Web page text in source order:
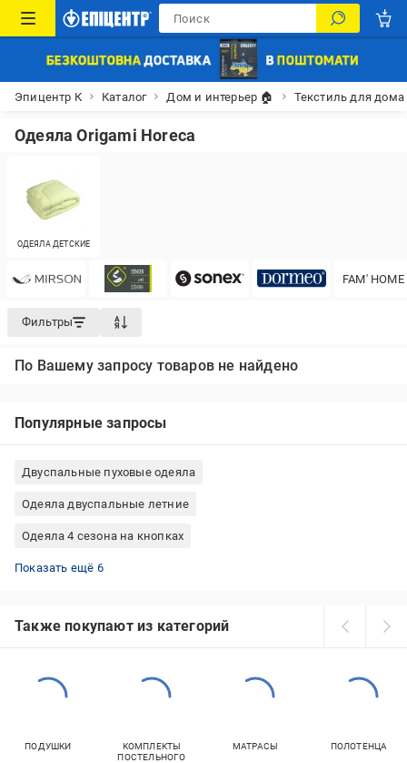
Эпицентр К Каталог Дом и интерьер 🏠 Текстиль для дома
Одеяла Origami Horeca
ОДЕЯЛА ДЕТСКИЕ
FAM' HOME
Фильтры
По Вашему запросу товаров не найдено
Популярные запросы
Двуспальные пуховые одеяла
Одеяла двуспальные летние
Одеяла 4 сезона на кнопках
Одеяла двуспальные бамбуковые
Одеяла двуспальные с наполнителем овечья шерсть
Одеяла полуторные холлофайбер
Одеяла двуспальные шерстяные
Одеяла двуспальные зимние
Одеяла двуспальные всесезонные
Показать ещё 6
Также покупают из категорий
ПОДУШКИ
КОМПЛЕКТЫ
ПОСТЕЛЬНОГО
МАТРАСЫ ПОЛОТЕНЦА